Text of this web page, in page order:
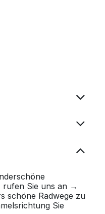
rufen Sie uns an →
schöne Radwege zu
Sie